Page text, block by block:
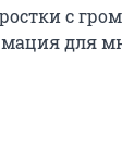
с
для